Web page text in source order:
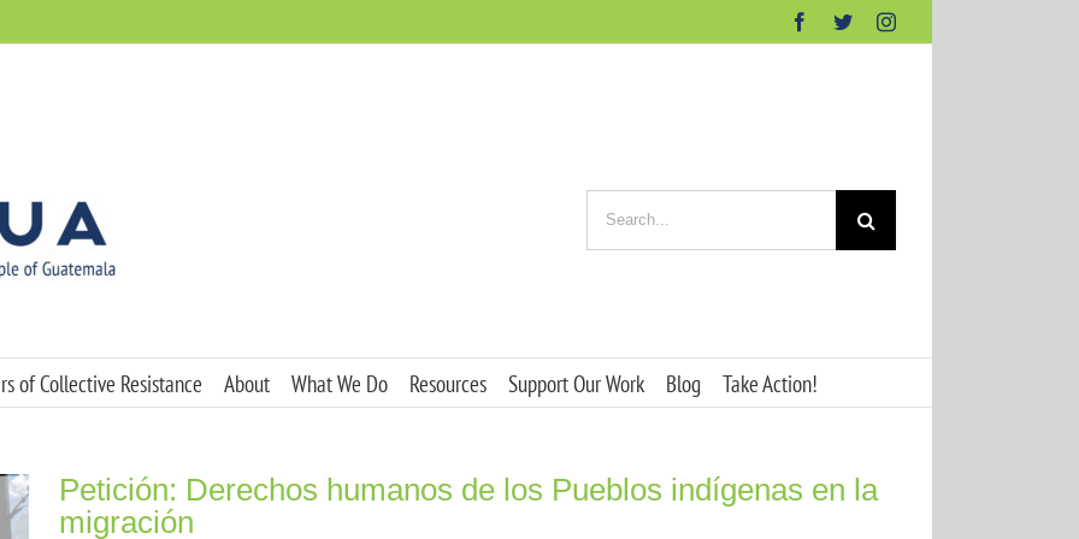
Facebook
TwitterInstagram
for:
of Collective Resistance About What We Do Resources Support Our Work Blog Take Action!
Petición: Derechos humanos de los Pueblos indígenas en la
migración